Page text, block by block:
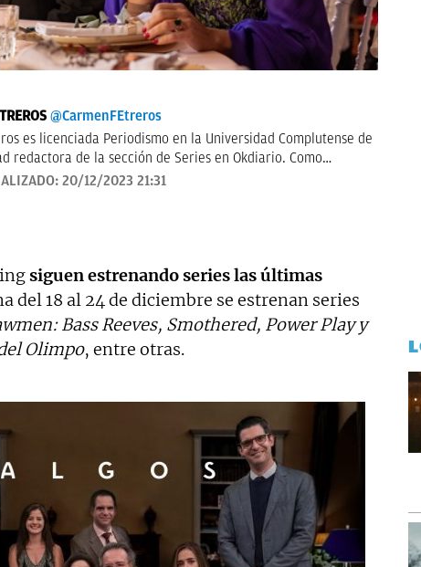
@CarmenFEtreros
es licenciada Periodismo en la Universidad Complutense de
redactora de la sección de Series en Okdiario. Como
con numerosos medios de comunicación como el diario ABC,
correctora y editora. Autora de las novelas gráficas de la
un escritor en Madrid' y 'Emilia, de la oscuridad a la luz'.
20/12/2023 21:31
siguen estrenando series las últimas
del 18 al 24 de diciembre se estrenan series
Bass Reeves, Smothered, Power Play y
Olimpo, entre otras.